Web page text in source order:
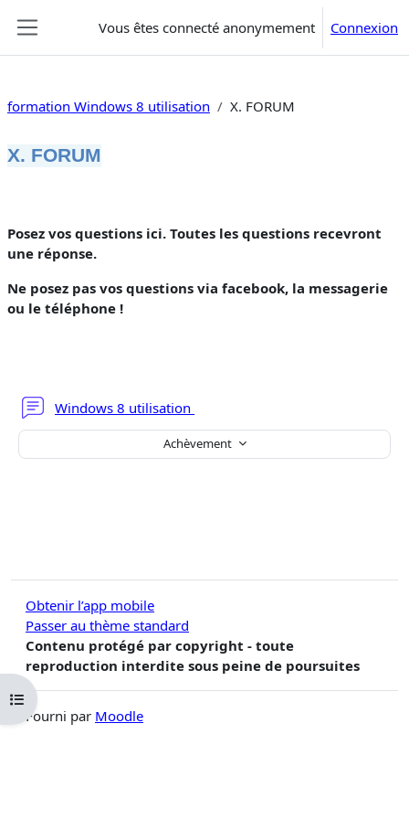
Vous êtes connecté anonymement Connexion
Ouvrir l’index du cours
formation Windows 8 utilisation X. FORUM
X. FORUM
Posez vos questions ici. Toutes les questions recevront
une réponse.
Ne posez pas vos questions via facebook, la messagerie
ou le téléphone !
Windows 8 utilisation
Achèvement
Obtenir l’app mobile
Passer au thème standard
Contenu protégé par copyright - toute
reproduction interdite sous peine de poursuites
Fourni par Moodle